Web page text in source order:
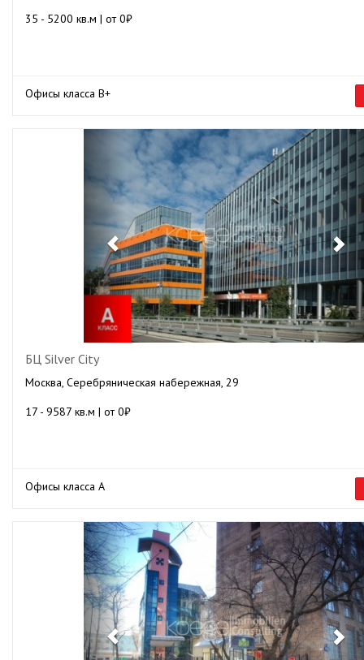
35 - 5200 кв.м | от 0₽
Офисы класса B+
Previous
БЦ Silver City
Москва, Серебряническая набережная, 29
17 - 9587 кв.м | от 0₽
Офисы класса А
Previous